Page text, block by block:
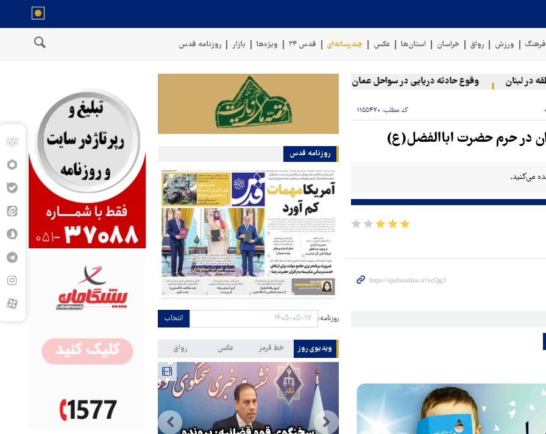
فرهنگ ورزش رواق خراسان استان‌ها عکس چندرسانه‌ای قدس ۲۴ ویژه‌ها بازار روزنامه قدس
لبنان وقوع حادثه دریایی در سواحل عمان سخنگوی نیروهای مسلح یمن: کشتی نفتی عربستان را با موشک بالستیک هدف قرار دادیم
کد مطلب: ۱۱۵۵۴۷۰
در حرم حضرت اباالفضل(ع)
می‌کنید.
روزنامه قدس
روزنامه: انتخاب
ویدیوی روز خط قرمز عکس رواق